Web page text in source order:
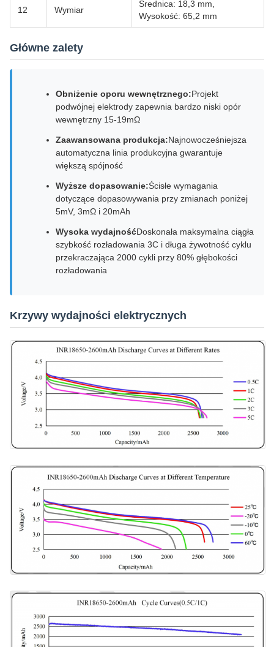
12 Wymiar
Średnica: 18,3 mm,
Wysokość: 65,2 mm
Główne zalety
Obniżenie oporu wewnętrznego:Projekt
podwójnej elektrody zapewnia bardzo niski opór
wewnętrzny 15-19mΩ
Zaawansowana produkcja:Najnowocześniejsza
automatyczna linia produkcyjna gwarantuje
większą spójność
Wyższe dopasowanie:Ścisłe wymagania
dotyczące dopasowywania przy zmianach poniżej
5mV, 3mΩ i 20mAh
Wysoka wydajnośćDoskonała maksymalna ciągła
szybkość rozładowania 3C i długa żywotność cyklu
przekraczająca 2000 cykli przy 80% głębokości
rozładowania
Krzywy wydajności elektrycznych